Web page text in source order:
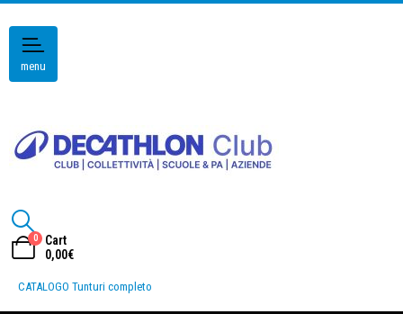
menu
0
Cart
0,00€
CATALOGO Tunturi completo